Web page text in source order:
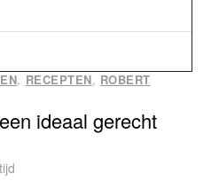
, RECEPTEN, ROBERT
ideaal gerecht